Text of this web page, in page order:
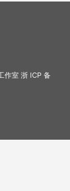
作室 浙 ICP 备